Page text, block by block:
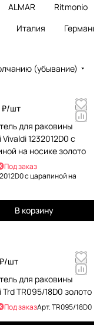
ALMAR
Ritmonio
Италия Германия
(убывание)
₽/шт
для раковины
1232012D0 с
на носике золото
Под заказ
с царапиной на
В корзину
шт
для раковины
TR095/18D0 золото
Под заказАрт.TR095/18D0